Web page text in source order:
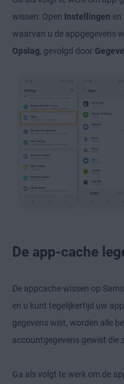
wissen: Open Instellingen en
waarvan u de appgegevens
Opslag, gevolgd door
De app-cache
De appcache wissen op
en u kunt tegelijkertijd uw
gegevens wist, worden alle
accountgegevens gewist die
Ga als volgt te werk om de